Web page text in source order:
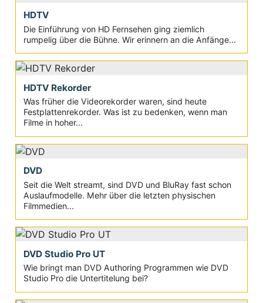
HDTV
Die Einführung von HD Fernsehen ging ziemlich
rumpelig über die Bühne. Wir erinnern an die Anfänge...
HDTV Rekorder
Was früher die Videorekorder waren, sind heute
Festplattenrekorder. Was ist zu bedenken, wenn man
Filme in hoher...
DVD
Seit die Welt streamt, sind DVD und BluRay fast schon
Auslaufmodelle. Mehr über die letzten physischen
Filmmedien...
DVD Studio Pro UT
Wie bringt man DVD Authoring Programmen wie DVD
Studio Pro die Untertitelung bei?